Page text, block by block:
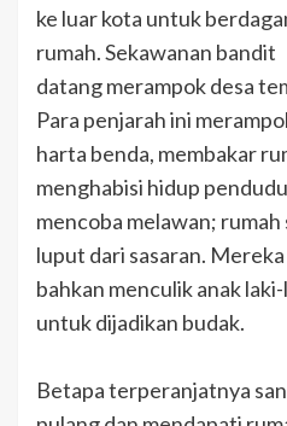
ke luar kota untuk
rumah. Sekawanan bandit
datang merampok desa
Para penjarah ini
harta benda, membakar
menghabisi hidup
mencoba melawan;
luput dari sasaran. Mereka
bahkan menculik anak
untuk dijadikan budak.
Betapa terperanjatnya